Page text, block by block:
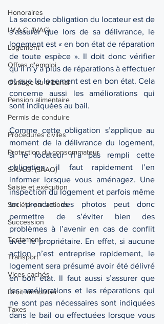
Honoraires
I.V.A.C. (IVAC)
Logement
Offres d'emploi
Outrage au tribunal
Pension alimentaire
Permis de conduire
Procédures civiles
Protection du consommateur
S.A.A.Q. (SAAQ)
Saisie et exécution
Société par actions
Succession
Testament
Transport
Vices cachés
Droit immobilier
Taxes
La seconde obligation du locateur est de
s’assurer que lors de sa délivrance, le
logement est « en bon état de réparation
de toute espèce ». Il doit donc vérifier
qu’il n’y a plus de réparations à effectuer
et que le logement est en bon état. Cela
concerne aussi les améliorations qui
sont indiquées au bail.
Comme cette obligation s’applique au
moment de la délivrance du logement,
si le locateur n’a pas rempli cette
obligation, il faut rapidement l’en
informer lorsque vous aménagez. Une
inspection du logement et parfois même
en prendre des photos peut donc
permettre de s’éviter bien des
problèmes à l’avenir en cas de conflit
avec le propriétaire. En effet, si aucune
action n’est entreprise rapidement, le
logement sera présumé avoir été délivré
en bon état. Il faut aussi s’assurer que
les améliorations et les réparations qui
ne sont pas nécessaires sont indiquées
dans le bail ou effectuées lorsque vous